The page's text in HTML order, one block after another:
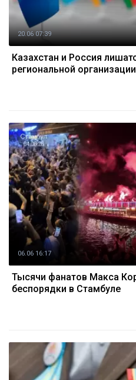
20.06 07:39
Казахстан и Россия
региональной организации
06.06 16:17
Тысячи фанатов Макса
беспорядки в Стамбуле